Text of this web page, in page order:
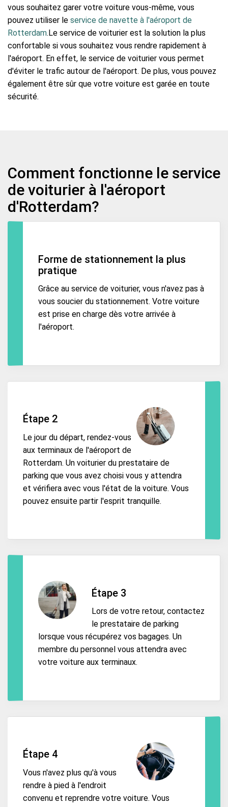
vous souhaitez garer votre voiture vous-même, vous
pouvez utiliser le service de navette à l'aéroport de
Rotterdam.Le service de voiturier est la solution la plus
confortable si vous souhaitez vous rendre rapidement à
l'aéroport. En effet, le service de voiturier vous permet
d'éviter le trafic autour de l'aéroport. De plus, vous pouvez
également être sûr que votre voiture est garée en toute
sécurité.
Comment fonctionne le service
de voiturier à l'aéroport
d'Rotterdam?
Forme de stationnement la plus
pratique
Grâce au service de voiturier, vous n'avez pas à
vous soucier du stationnement. Votre voiture
est prise en charge dès votre arrivée à
l'aéroport.
Étape 2
Le jour du départ, rendez-vous
aux terminaux de l'aéroport de
Rotterdam. Un voiturier du prestataire de
parking que vous avez choisi vous y attendra
et vérifiera avec vous l'état de la voiture. Vous
pouvez ensuite partir l'esprit tranquille.
Étape 3
Lors de votre retour, contactez
le prestataire de parking
lorsque vous récupérez vos bagages. Un
membre du personnel vous attendra avec
votre voiture aux terminaux.
Étape 4
Vous n'avez plus qu'à vous
rendre à pied à l'endroit
convenu et reprendre votre voiture. Vous